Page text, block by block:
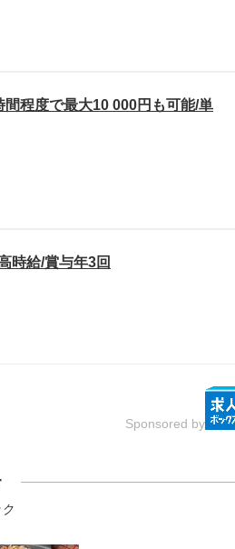
間程度で最大10 000円も可能/単
時給/賞与年3回
Sponsored by